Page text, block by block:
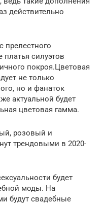
действительно
прелестного
силуэтов
покроя.Цветовая
не только
но и фанаток
актуальной будет
цветовая гамма.
розовый и
трендовыми в 2020-
будет
моды. На
будут свадебные